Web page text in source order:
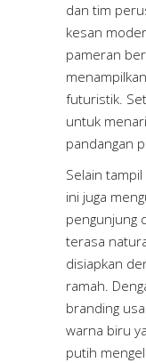
dan tim
kesan
pameran
futuristik.
untuk
pandangan
Selain
ini juga
pengunjung
terasa
disiapkan
ramah.
branding
warna biru
putih